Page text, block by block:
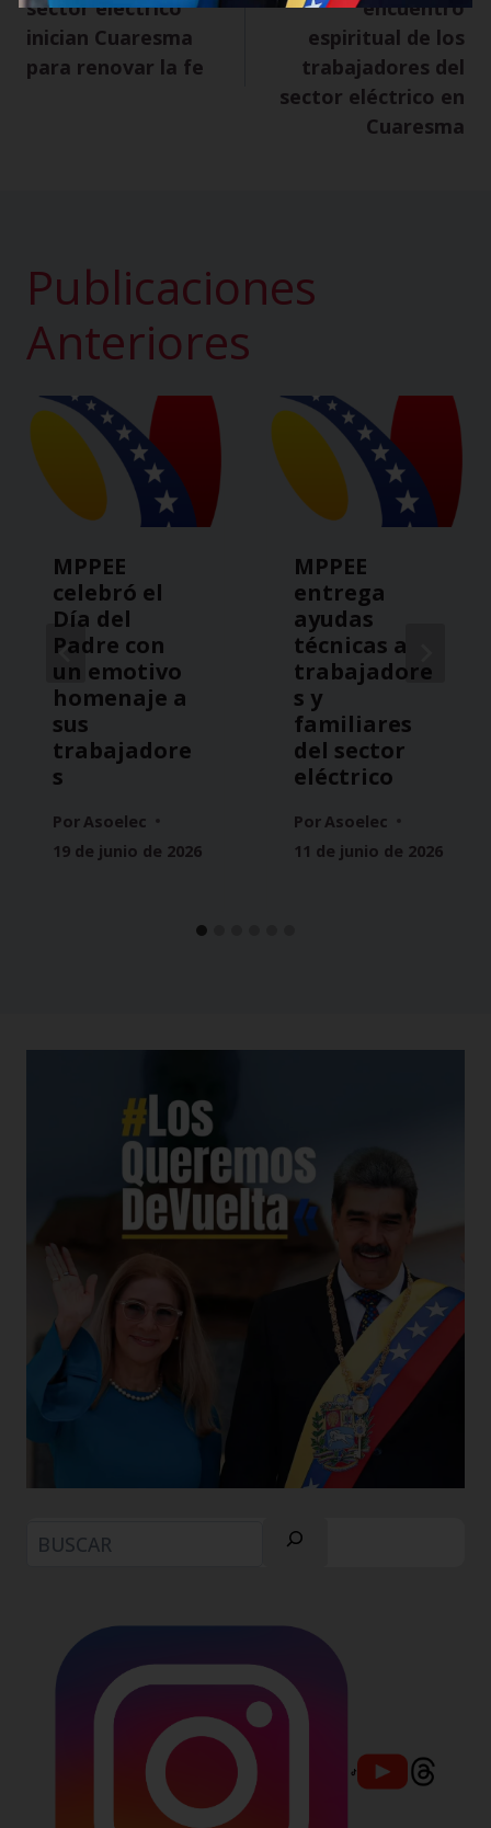
p
p
a
m
t s
sector eléctrico
inician Cuaresma
para renovar la fe
encuentro
espiritual de los
trabajadores del
sector eléctrico en
Cuaresma
Publicaciones
Anteriores
MPPEE
celebró el
Día del
Padre con
un emotivo
homenaje a
sus
trabajadore
s
Por Asoelec
19 de junio de 2026
MPPEE
entrega
ayudas
técnicas a
trabajadore
s y
familiares
del sector
eléctrico
Por Asoelec
11 de junio de 2026